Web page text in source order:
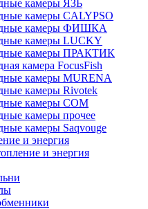
камеры ЯЗЬ
камеры CALYPSO
камеры ФИШКА
камеры LUCKY
камеры ПРАКТИК
камера FocusFish
камеры MURENA
камеры Rivotek
камеры СОМ
камеры прочее
камеры Saqvouge
и энергия
и энергия